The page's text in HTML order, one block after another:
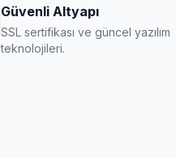
Güvenli Altyapı
SSL sertifikası ve güncel yazılım
teknolojileri.